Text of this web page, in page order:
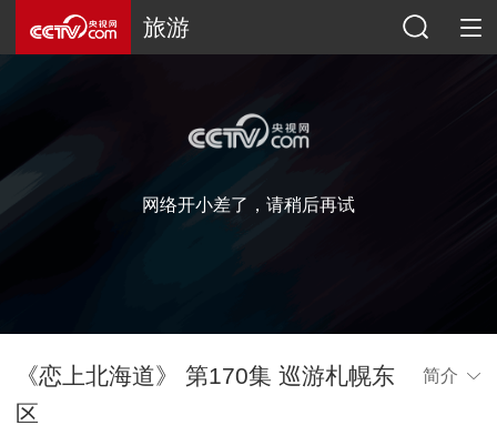
旅游
网络开小差了，请稍后再试
《恋上北海道》 第170集 巡游札幌东
区
简介